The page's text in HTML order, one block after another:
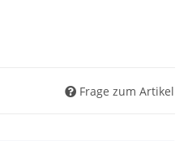
Frage zum Artikel